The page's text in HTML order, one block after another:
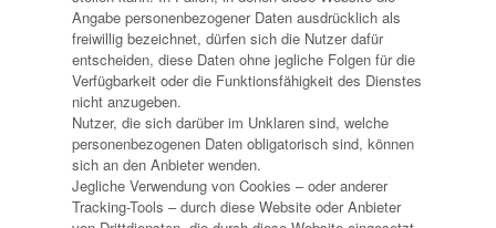
Angabe personenbezogener Daten ausdrücklich als
freiwillig bezeichnet, dürfen sich die Nutzer dafür
entscheiden, diese Daten ohne jegliche Folgen für die
Verfügbarkeit oder die Funktionsfähigkeit des Dienstes
nicht anzugeben.
Nutzer, die sich darüber im Unklaren sind, welche
personenbezogenen Daten obligatorisch sind, können
sich an den Anbieter wenden.
Jegliche Verwendung von Cookies – oder anderer
Tracking-Tools – durch diese Website oder Anbieter